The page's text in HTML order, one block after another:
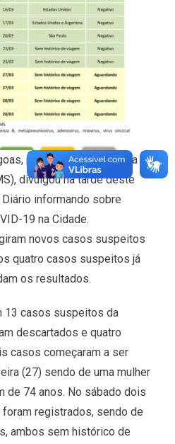
por meio da Secretaria
divulgou na tarde deste
informando sobre
19 na Cidade.
novos casos suspeitos
quatro casos suspeitos já
os resultados.
13 casos suspeitos da
descartados e quatro
casos começaram a ser
(27) sendo de uma mulher
de 74 anos. No sábado dois
registrados, sendo de
ambos sem histórico de